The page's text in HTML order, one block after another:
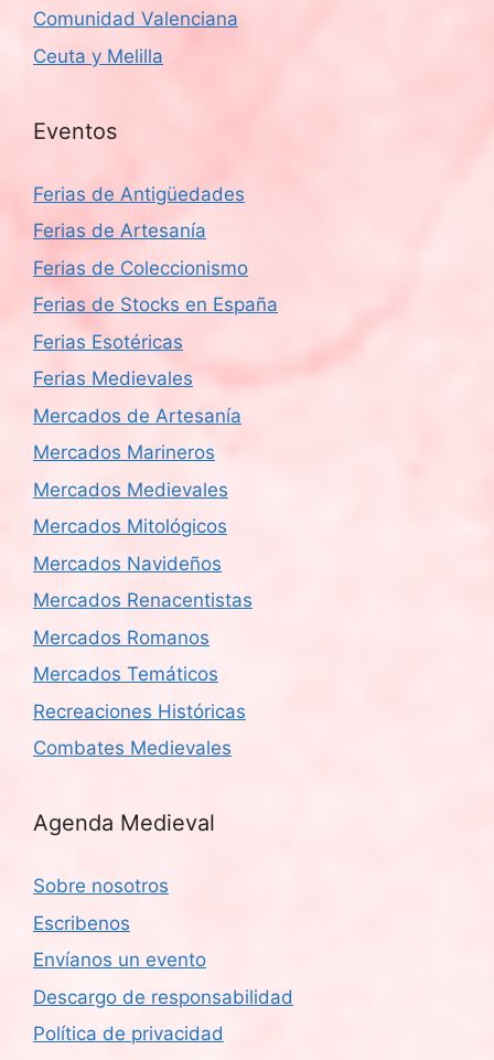
Comunidad Valenciana
Ceuta y Melilla
Eventos
Ferias de Antigüedades
Ferias de Artesanía
Ferias de Coleccionismo
Ferias de Stocks en España
Ferias Esotéricas
Ferias Medievales
Mercados de Artesanía
Mercados Marineros
Mercados Medievales
Mercados Mitológicos
Mercados Navideños
Mercados Renacentistas
Mercados Romanos
Mercados Temáticos
Recreaciones Históricas
Combates Medievales
Agenda Medieval
Sobre nosotros
Escribenos
Envíanos un evento
Descargo de responsabilidad
Política de privacidad